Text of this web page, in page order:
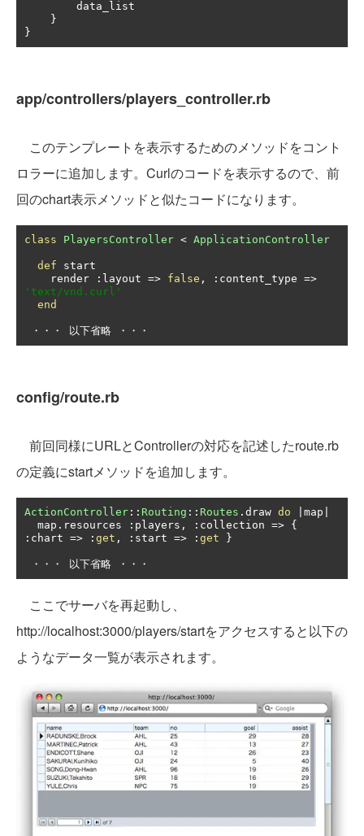
}
}
app/controllers/players_controller.rb
このテンプレートを表示するためのメソッドをコント
ロラーに追加します。Curlのコードを表示するので、前
回のchart表示メソッドと似たコードになります。
class PlayersController < ApplicationController
def start
    render
: layout => false , : content_type =>
'text/vnd.curl'
end
・・・ 以下省略 ・・・
config/route.rb
前回同様にURLとControllerの対応を記述したroute.rb
の定義にstartメソッドを追加します。
ActionController :: Routing :: Routes . draw do map
  map
. resources : players , : collection => {
: chart => : get , : start => : get }
・・・ 以下省略 ・・・
ここでサーバを再起動し、
http://localhost:3000/players/startをアクセスすると以下の
ようなデータ一覧が表示されます。